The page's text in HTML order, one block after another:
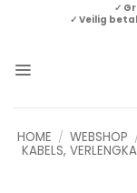
✓
✓ Veilig
HOME / WEBSHOP
KABELS,